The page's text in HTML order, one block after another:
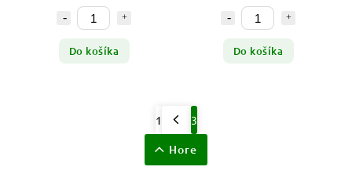
Do košíka Do košíka
1 3
Hore